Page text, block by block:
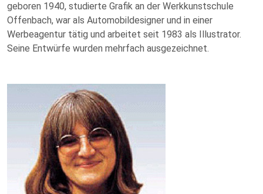
geboren 1940, studierte Grafik an der Werkkunstschule
Offenbach, war als Automobildesigner und in einer
Werbeagentur tätig und arbeitet seit 1983 als Illustrator.
Seine Entwürfe wurden mehrfach ausgezeichnet.